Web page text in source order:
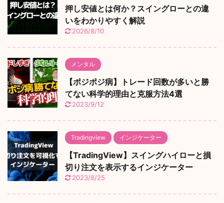
押し安値とは何か？スイングローとの違
いをわかりやすく解説
2026/8/10
メンタル
【ポジポジ病】トレード回数が多いと勝
てない科学的理由と克服方法4選
2023/9/12
Tradingview インジケーター
【TradingView】スイングハイローと損
切り注文を表示するインジケーター
2023/8/25